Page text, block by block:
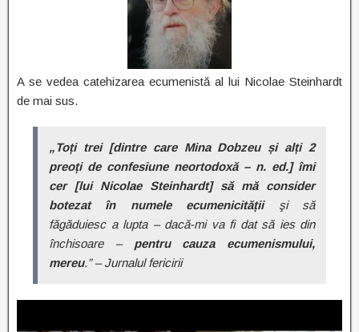
A se vedea catehizarea ecumenistă al lui Nicolae Steinhardt
de mai sus.
„Toți trei [dintre care Mina Dobzeu și alți 2
preoți de confesiune neortodoxă – n. ed.] îmi
cer [lui Nicolae Steinhardt] să mă consider
botezat în numele ecumenicității şi să
făgăduiesc a lupta – dacă-mi va fi dat să ies din
închisoare – pentru cauza ecumenismului,
mereu.” – Jurnalul fericirii